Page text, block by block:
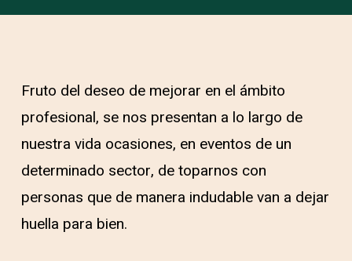
Fruto del deseo de mejorar en el ámbito
profesional, se nos presentan a lo largo de
nuestra vida ocasiones, en eventos de un
determinado sector, de toparnos con
personas que de manera indudable van a dejar
huella para bien.